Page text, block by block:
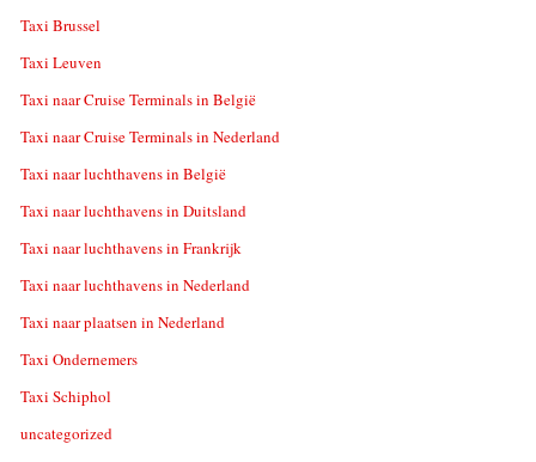
Taxi Brussel
Taxi Leuven
Taxi naar Cruise Terminals in België
Taxi naar Cruise Terminals in Nederland
Taxi naar luchthavens in België
Taxi naar luchthavens in Duitsland
Taxi naar luchthavens in Frankrijk
Taxi naar luchthavens in Nederland
Taxi naar plaatsen in Nederland
Taxi Ondernemers
Taxi Schiphol
uncategorized